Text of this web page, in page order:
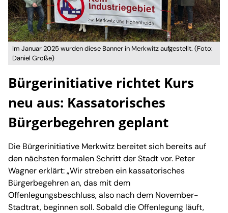
Im Januar 2025 wurden diese Banner in Merkwitz aufgestellt. (Foto:
Daniel Große)
Bürgerinitiative richtet Kurs
neu aus: Kassatorisches
Bürgerbegehren geplant
Die Bürgerinitiative Merkwitz bereitet sich bereits auf
den nächsten formalen Schritt der Stadt vor. Peter
Wagner erklärt: „Wir streben ein kassatorisches
Bürgerbegehren an, das mit dem
Offenlegungsbeschluss, also nach dem November-
Stadtrat, beginnen soll. Sobald die Offenlegung läuft,